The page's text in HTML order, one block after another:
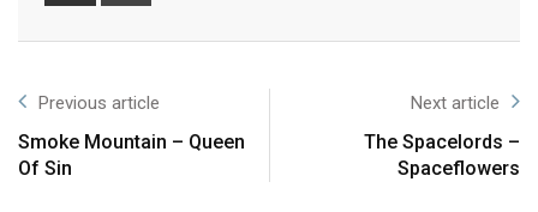
Previous article
Smoke Mountain – Queen
Of Sin
Next article
The Spacelords –
Spaceflowers